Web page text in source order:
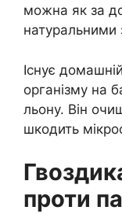
можна як за
натуральними
Існує
організму на
льону. Він
шкодить
проти